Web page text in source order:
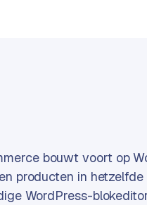
bouwt voort op
producten in
WordPress-